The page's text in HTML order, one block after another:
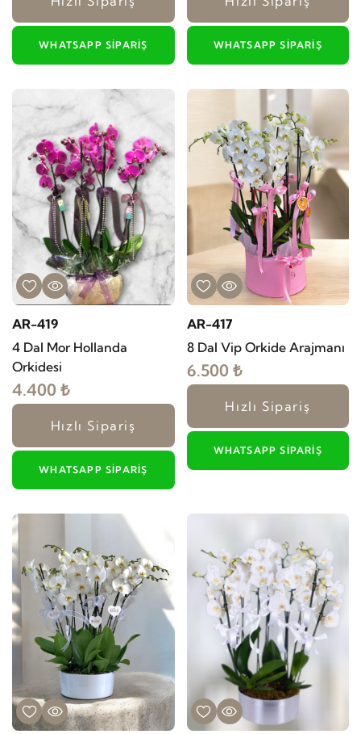
WHATSAPP SIPARIŞ WHATSAPP SIPARIŞ
AR-419
4 Dal Mor Hollanda
Orkidesi
4.400 ₺
Hızlı Sipariş
WHATSAPP SIPARIŞ
AR-417
8 Dal Vip Orkide Arajmanı
6.500 ₺
Hızlı Sipariş
WHATSAPP SIPARIŞ